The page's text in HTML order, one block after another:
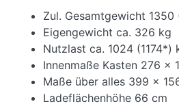
Zul. Gesamtgewicht 1350
Eigengewicht ca. 326 kg
Nutzlast ca. 1024 (1174*)
Innenmaße Kasten 276 x
Maße über alles 399 x
Ladeflächenhöhe 66 cm